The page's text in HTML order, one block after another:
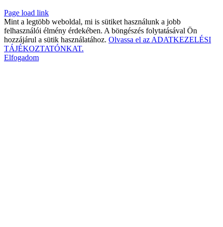
Page load link
Mint a legtöbb weboldal, mi is sütiket használunk a jobb
felhasználói élmény érdekében. A böngészés folytatásával Ön
hozzájárul a sütik használatához. Olvassa el az ADATKEZELÉSI
TÁJÉKOZTATÓNKAT.
Elfogadom